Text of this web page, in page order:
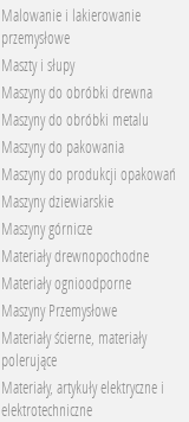
Malowanie i lakierowanie
przemysłowe
Maszty i słupy
Maszyny do obróbki drewna
Maszyny do obróbki metalu
Maszyny do pakowania
Maszyny do produkcji opakowań
Maszyny dziewiarskie
Maszyny górnicze
Materiały drewnopochodne
Materiały ognioodporne
Maszyny Przemysłowe
Materiały ścierne, materiały
polerujące
Materiały, artykuły elektryczne i
elektrotechniczne